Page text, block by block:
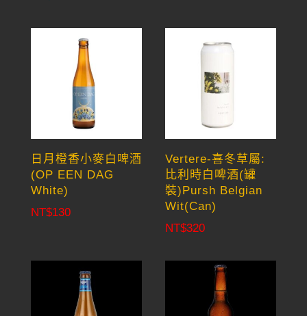
日月橙香小麥白啤酒
(OP EEN DAG
White)
NT$130
Vertere-喜冬草屬:
比利時白啤酒(罐
裝)Pursh Belgian
Wit(Can)
NT$320